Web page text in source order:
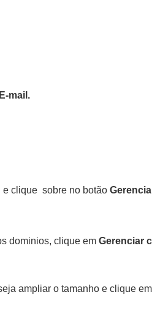
E-mail.
e clique sobre no botão
dominios, clique emGerenciar
ampliar o tamanho e clique em